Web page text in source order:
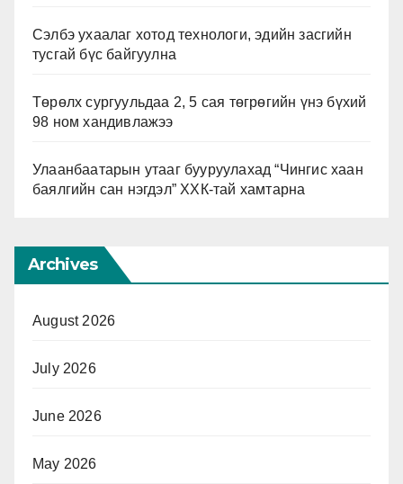
Сэлбэ ухаалаг хотод технологи, эдийн засгийн
тусгай бүс байгуулна
Төрөлх сургуульдаа 2, 5 сая төгрөгийн үнэ бүхий
98 ном хандивлажээ
Улаанбаатарын утааг бууруулахад “Чингис хаан
баялгийн сан нэгдэл” ХХК-тай хамтарна
Archives
August 2026
July 2026
June 2026
May 2026